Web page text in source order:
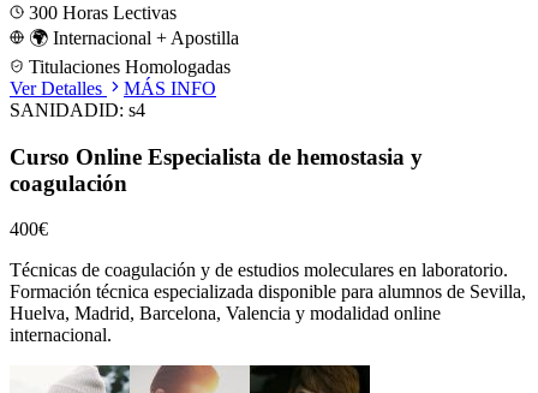
300 Horas Lectivas
🌍 Internacional + Apostilla
Titulaciones Homologadas
Ver Detalles
MÁS INFO
SANIDADID: s4
Curso Online Especialista de hemostasia y
coagulación
400€
Técnicas de coagulación y de estudios moleculares en laboratorio.
Formación técnica especializada disponible para alumnos de Sevilla,
Huelva, Madrid, Barcelona, Valencia y modalidad online
internacional.